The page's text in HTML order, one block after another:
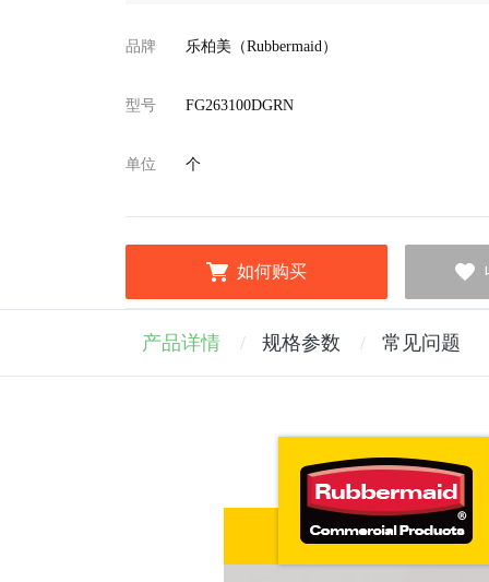
品牌 乐柏美（Rubbermaid）
型号 FG263100DGRN
单位 个
如何购买
产品详情 规格参数 常见问题